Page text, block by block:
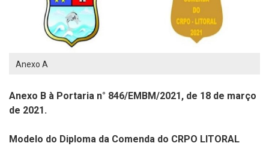
Anexo A
Anexo B à Portaria n° 846/EMBM/2021, de 18 de março
de 2021.
Modelo do Diploma da Comenda do CRPO LITORAL